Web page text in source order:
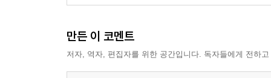
만든 이 코멘트
저자, 역자, 편집자를 위한 공간입니다. 독자들에게 전하